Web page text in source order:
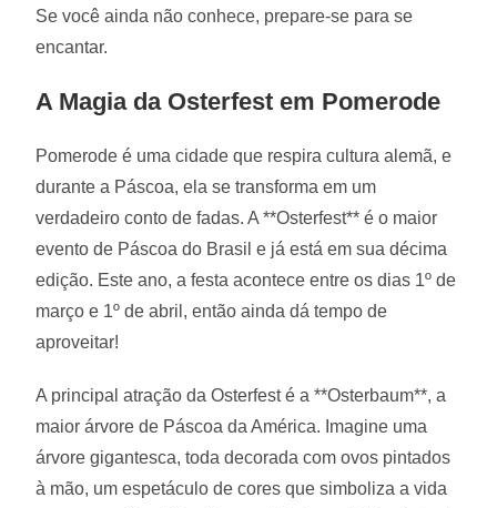
Se você ainda não conhece, prepare-se para se
encantar.
A Magia da Osterfest em Pomerode
Pomerode é uma cidade que respira cultura alemã, e
durante a Páscoa, ela se transforma em um
verdadeiro conto de fadas. A **Osterfest** é o maior
evento de Páscoa do Brasil e já está em sua décima
edição. Este ano, a festa acontece entre os dias 1º de
março e 1º de abril, então ainda dá tempo de
aproveitar!
A principal atração da Osterfest é a **Osterbaum**, a
maior árvore de Páscoa da América. Imagine uma
árvore gigantesca, toda decorada com ovos pintados
à mão, um espetáculo de cores que simboliza a vida